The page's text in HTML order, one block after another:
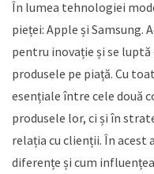
În lumea tehnologiei
pieței: Apple și Samsung.
pentru inovație și se
produsele pe piață. Cu
esențiale între cele două
produsele lor, ci și în
relația cu clienții. În acest
diferențe și cum